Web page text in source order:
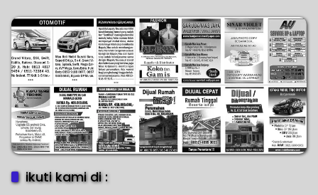
Beragama
ikuti kami di :